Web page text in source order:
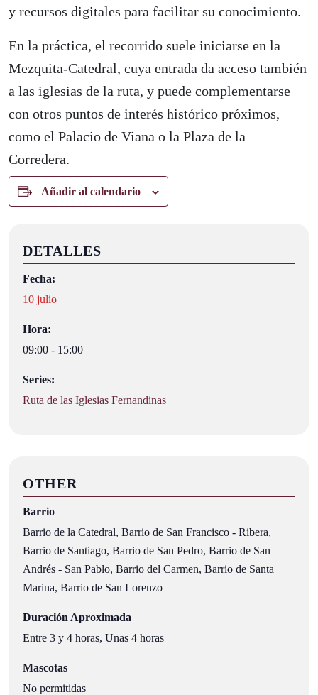
y recursos digitales para facilitar su conocimiento.
En la práctica, el recorrido suele iniciarse en la
Mezquita-Catedral, cuya entrada da acceso también
a las iglesias de la ruta, y puede complementarse
con otros puntos de interés histórico próximos,
como el Palacio de Viana o la Plaza de la
Corredera.
Añadir al calendario
DETALLES
Fecha:
10 julio
Hora:
09:00 - 15:00
Series:
Ruta de las Iglesias Fernandinas
OTHER
Barrio
Barrio de la Catedral, Barrio de San Francisco - Ribera,
Barrio de Santiago, Barrio de San Pedro, Barrio de San
Andrés - San Pablo, Barrio del Carmen, Barrio de Santa
Marina, Barrio de San Lorenzo
Duración Aproximada
Entre 3 y 4 horas, Unas 4 horas
Mascotas
No permitidas